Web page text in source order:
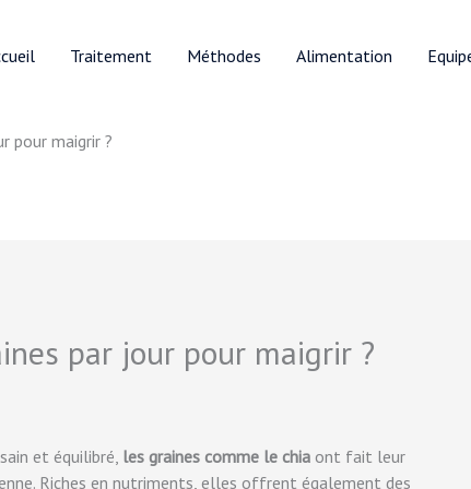
Traitement Méthodes Alimentation
pour maigrir ?
par jour pour maigrir ?
et équilibré, les graines comme le chiaont fait leur
Riches en nutriments, elles offrent également des